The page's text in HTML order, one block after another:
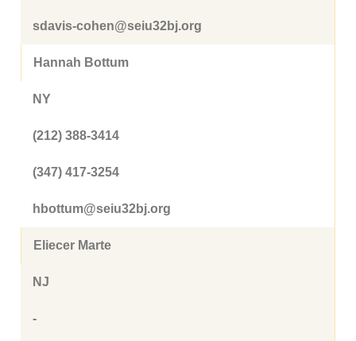
sdavis-cohen@seiu32bj.org
Hannah Bottum
NY
(212) 388-3414
(347) 417-3254
hbottum@seiu32bj.org
Eliecer Marte
NJ
-